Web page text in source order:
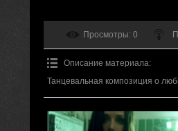
Просмотры: 0
Описание материала:
Танцевальная композиция о